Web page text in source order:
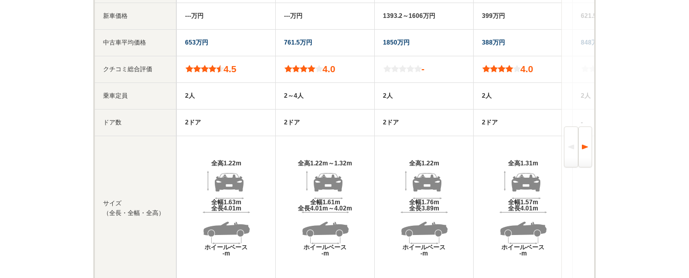
新車価格
中古車平均価格
クチコミ総合評価
乗車定員
ドア数
サイズ
（全長・全幅・全高）
‐‐‐万円
653万円
4.5
2人
2ドア
全高1.22m
全幅1.63m
全長4.01m
ホイールベース
-m
‐‐‐万円
761.5万円
4.0
2～4人
2ドア
全高1.22m～1.32m
全幅1.61m
全長4.01m～4.02m
ホイールベース
-m
1393.2～1606万円
1850万円
-
2人
2ドア
全高1.22m
全幅1.76m
全長3.89m
ホイールベース
-m
399万円
388万円
4.0
2人
2ドア
全高1.31m
全幅1.57m
全長4.01m
ホイールベース
-m
621.5万円
848万円
2人
-